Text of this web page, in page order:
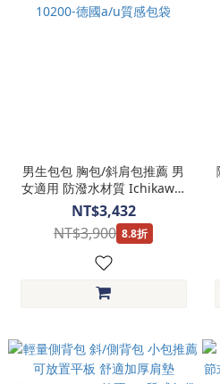
男生包包 胸包/斜肩包推薦 男
女適用 防潑水材質 Ichikawa-
10200-德國a/u質感包袋
NT$3,432
NT$3,900 8.8折